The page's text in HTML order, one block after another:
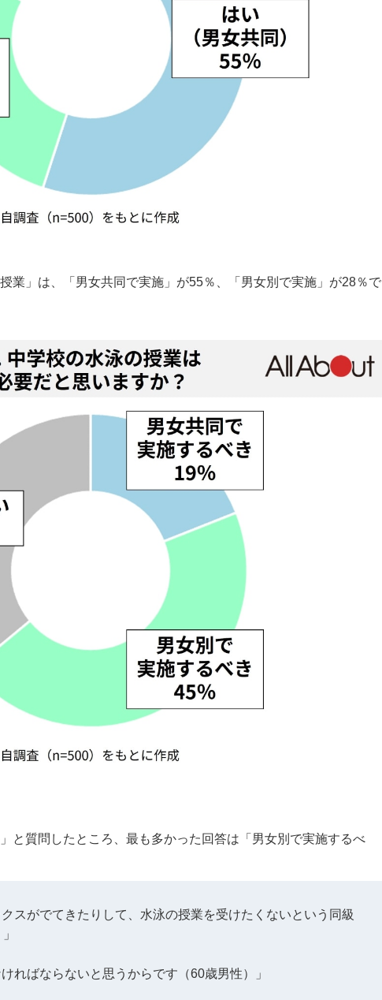
業」は、「男女共同で実施」が55％、「男女別で実施」が28％で
と質問したところ、最も多かった回答は「男女別で実施するべ
スがでてきたりして、水泳の授業を受けたくないという同級
ればならないと思うからです（60歳男性）」